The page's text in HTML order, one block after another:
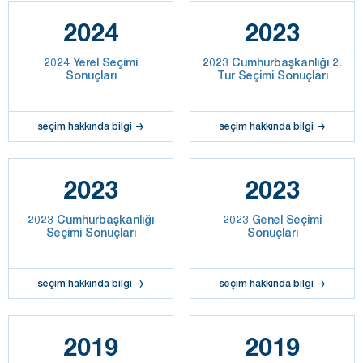
2024
2024 Yerel Seçimi
Sonuçları
seçim hakkında bilgi
2023
2023 Cumhurbaşkanlığı 2.
Tur Seçimi Sonuçları
seçim hakkında bilgi
2023
2023 Cumhurbaşkanlığı
Seçimi Sonuçları
seçim hakkında bilgi
2023
2023 Genel Seçimi
Sonuçları
seçim hakkında bilgi
2019 2019